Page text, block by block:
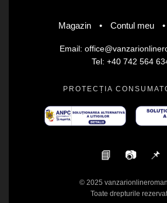
Magazin • Contul meu •
Email:
Tel: +40 742 564
PROTECȚIA
📘 📷 📌
© 2025
Toate drepturile